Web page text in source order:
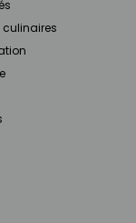
culinaires